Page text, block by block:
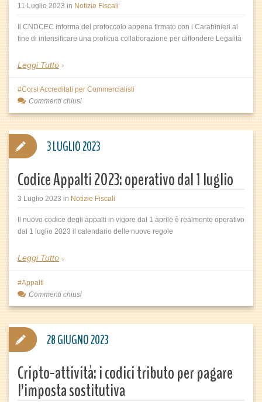
11 Luglio 2023 in Notizie Fiscali
Il CNDCEC informa del protoccolo appena firmato con i Carabinieri al
fine di intensificare una proficua collaborazione per diffondere Legalità
Leggi Tutto
Corsi Accreditati per Commercialisti
Commenti chiusi
Codice Appalti 2023: operativo dal 1 luglio
3 Luglio 2023 in Notizie Fiscali
Il nuovo codice degli appalti in vigore dal 1 aprile è realmente operativo
dal 1 luglio 2023 il calendario delle nuove regole
Leggi Tutto
3 LUGLIO 2023
Appalti
Commenti chiusi
Cripto-attività: i codici tributo per pagare
l’imposta sostitutiva
28 GIUGNO 2023